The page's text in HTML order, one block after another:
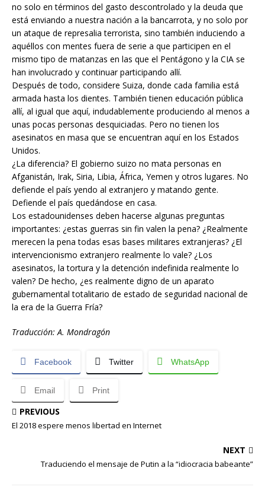
no solo en términos del gasto descontrolado y la deuda que
está enviando a nuestra nación a la bancarrota, y no solo por
un ataque de represalia terrorista, sino también induciendo a
aquéllos con mentes fuera de serie a que participen en el
mismo tipo de matanzas en las que el Pentágono y la CIA se
han involucrado y continuar participando allí.
Después de todo, considere Suiza, donde cada familia está
armada hasta los dientes. También tienen educación pública
allí, al igual que aquí, indudablemente produciendo al menos a
unas pocas personas desquiciadas. Pero no tienen los
asesinatos en masa que se encuentran aquí en los Estados
Unidos.
¿La diferencia? El gobierno suizo no mata personas en
Afganistán, Irak, Siria, Libia, África, Yemen y otros lugares. No
defiende el país yendo al extranjero y matando gente.
Defiende el país quedándose en casa.
Los estadounidenses deben hacerse algunas preguntas
importantes: ¿estas guerras sin fin valen la pena? ¿Realmente
merecen la pena todas esas bases militares extranjeras? ¿El
intervencionismo extranjero realmente lo vale? ¿Los
asesinatos, la tortura y la detención indefinida realmente lo
valen? De hecho, ¿es realmente digno de un aparato
gubernamental totalitario de estado de seguridad nacional de
la era de la Guerra Fría?
Traducción: A. Mondragón
Facebook Twitter WhatsApp
Email Print
PREVIOUS
El 2018 espere menos libertad en Internet
NEXT
Traduciendo el mensaje de Putin a la “idiocracia babeante”